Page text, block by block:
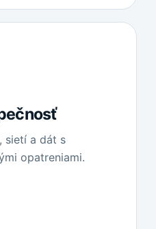
sietí a dát s
opatreniami.